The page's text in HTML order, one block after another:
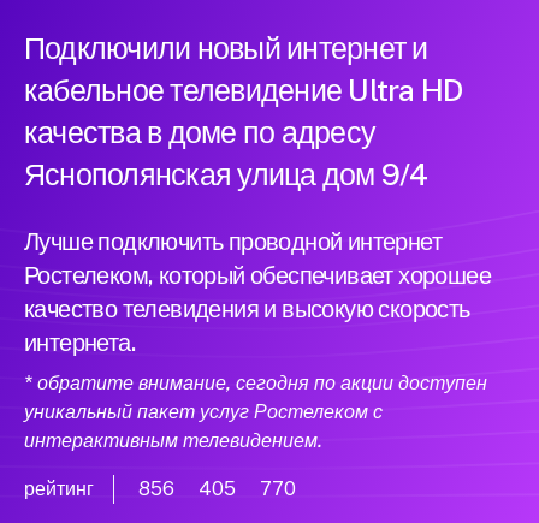
Подключили новый интернет и
кабельное телевидение Ultra HD
качества в доме по адресу
Яснополянская улица дом 9/4
Лучше подключить проводной интернет
Ростелеком, который обеспечивает хорошее
качество телевидения и высокую скорость
интернета.
* обратите внимание, сегодня по акции доступен
уникальный пакет услуг Ростелеком с
интерактивным телевидением.
рейтинг 856 405 770